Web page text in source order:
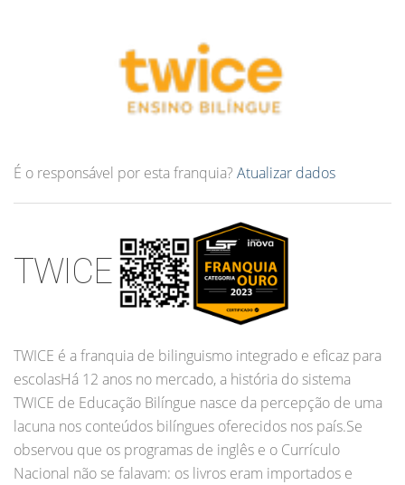
É o responsável por esta franquia? Atualizar dados
TWICE
TWICE é a franquia de bilinguismo integrado e eficaz para
escolasHá 12 anos no mercado, a história do sistema
TWICE de Educação Bilíngue nasce da percepção de uma
lacuna nos conteúdos bilíngues oferecidos nos país.Se
observou que os programas de inglês e o Currículo
Nacional não se falavam: os livros eram importados e